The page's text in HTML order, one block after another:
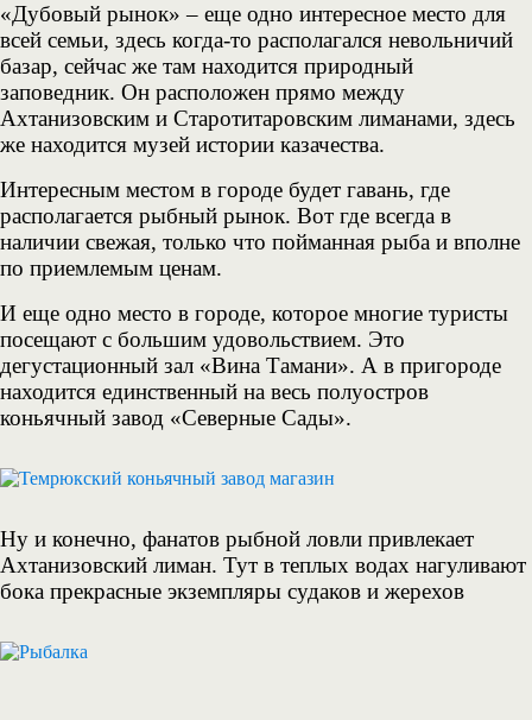
«Дубовый рынок» – еще одно интересное место для
всей семьи, здесь когда-то располагался невольничий
базар, сейчас же там находится природный
заповедник. Он расположен прямо между
Ахтанизовским и Старотитаровским лиманами, здесь
же находится музей истории казачества.
Интересным местом в городе будет гавань, где
располагается рыбный рынок. Вот где всегда в
наличии свежая, только что пойманная рыба и вполне
по приемлемым ценам.
И еще одно место в городе, которое многие туристы
посещают с большим удовольствием. Это
дегустационный зал «Вина Тамани». А в пригороде
находится единственный на весь полуостров
коньячный завод «Северные Сады».
Ну и конечно, фанатов рыбной ловли привлекает
Ахтанизовский лиман. Тут в теплых водах нагуливают
бока прекрасные экземпляры судаков и жерехов